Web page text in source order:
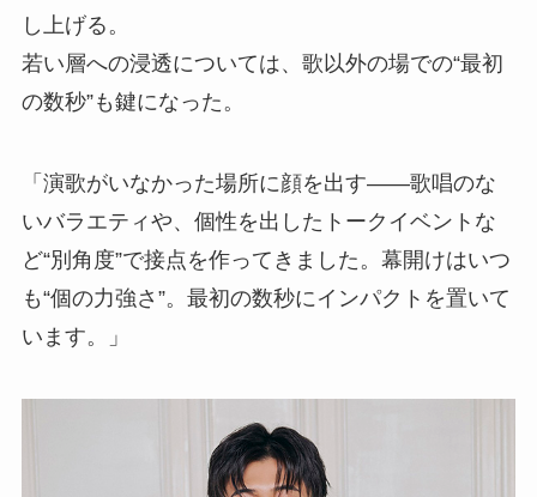
し上げる。
若い層への浸透については、歌以外の場での“最初
の数秒”も鍵になった。
「演歌がいなかった場所に顔を出す――歌唱のな
いバラエティや、個性を出したトークイベントな
ど“別角度”で接点を作ってきました。幕開けはいつ
も“個の力強さ”。最初の数秒にインパクトを置いて
います。」